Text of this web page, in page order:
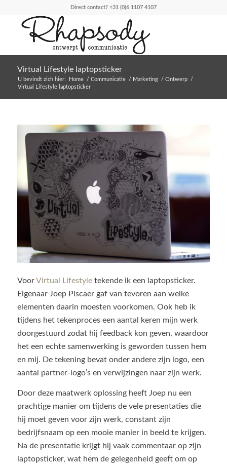
Direct contact? +31 (0)6 1107 4107
Virtual Lifestyle laptopsticker
U bevindt zich hier: Home / Communicatie / Marketing / Ontwerp
/
Virtual Lifestyle laptopsticker
VoorVirtual Lifestyletekende ik een laptopsticker.
Eigenaar Joep Piscaer gaf van tevoren aan welke
elementen daarin moesten voorkomen. Ook heb ik
tijdens het tekenproces een aantal keren mijn werk
doorgestuurd zodat hij feedback kon geven, waardoor
het een echte samenwerking is geworden tussen hem
en mij. De tekening bevat onder andere zijn logo, een
aantal partner-logo’s en verwijzingen naar zijn werk.
Door deze maatwerk oplossing heeft Joep nu een
prachtige manier om tijdens de vele presentaties die
hij moet geven voor zijn werk, constant zijn
bedrijfsnaam op een mooie manier in beeld te krijgen.
Na de presentatie krijgt hij vaak commentaar op zijn
laptopsticker, wat hem de gelegenheid geeft om op